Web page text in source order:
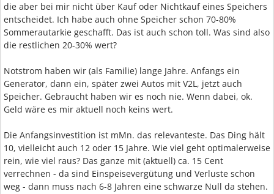
die aber bei mir nicht über Kauf oder Nichtkauf eines Speichers
entscheidet. Ich habe auch ohne Speicher schon 70-80%
Sommerautarkie geschafft. Das ist auch schon toll. Was sind also
die restlichen 20-30% wert?
Notstrom haben wir (als Familie) lange Jahre. Anfangs ein
Generator, dann ein, später zwei Autos mit V2L, jetzt auch
Speicher. Gebraucht haben wir es noch nie. Wenn dabei, ok.
Geld wäre es mir aktuell noch keins wert.
Die Anfangsinvestition ist mMn. das relevanteste. Das Ding hält
10, vielleicht auch 12 oder 15 Jahre. Wie viel geht optimalerweise
rein, wie viel raus? Das ganze mit (aktuell) ca. 15 Cent
verrechnen - da sind Einspeisevergütung und Verluste schon
weg - dann muss nach 6-8 Jahren eine schwarze Null da stehen.